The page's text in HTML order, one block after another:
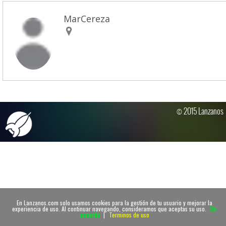
En Lanzanos.com solo usamos cookies para la gestión de tu usuario y mejorar la
experiencia de uso. Al continuar navegando, consideramos que aceptas su uso. De
acuerdo | Terminos de uso
MarCereza
© 2015 Lanzanos